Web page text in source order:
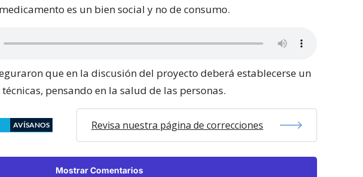
es un bien social y no de consumo.
que en la discusión del proyecto deberá establecerse un
pensando en la salud de las personas.
AVÍSANOS Revisa nuestra página de correcciones
Mostrar Comentarios